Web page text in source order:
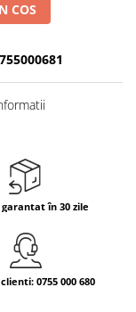
COS
în 30 zile
0755 000 680